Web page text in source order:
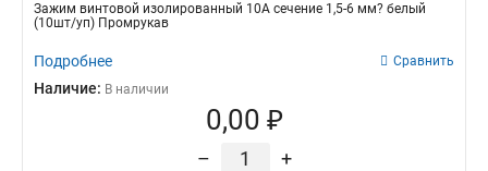
Зажим винтовой изолированный 10А сечение 1,5-6 мм? белый
(10шт/уп) Промрукав
Подробнее Сравнить
Наличие: В наличии
0,00 ₽
– +